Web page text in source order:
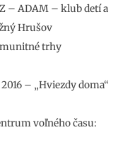
– ADAM – klub detí a
Hrušov
trhy
– „Hviezdy doma“
voľného času: